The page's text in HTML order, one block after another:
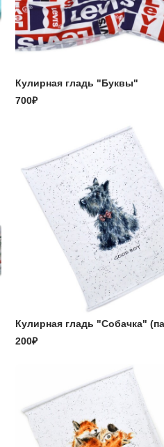
Кулирная гладь "Буквы"
700₽
Кулирная гладь "Собачка"
200₽